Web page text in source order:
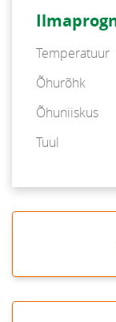
Temperatuur
Õhurõhk
Õhuniiskus
Tuul